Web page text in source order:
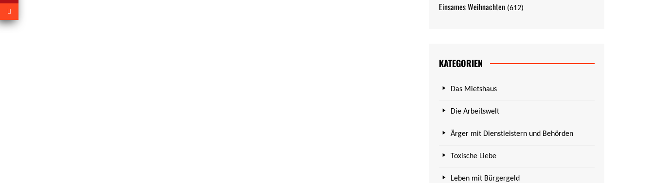
Einsames Weihnachten (612)
KATEGORIEN
Das Mietshaus
Die Arbeitswelt
Ärger mit Dienstleistern und Behörden
Toxische Liebe
Leben mit Bürgergeld